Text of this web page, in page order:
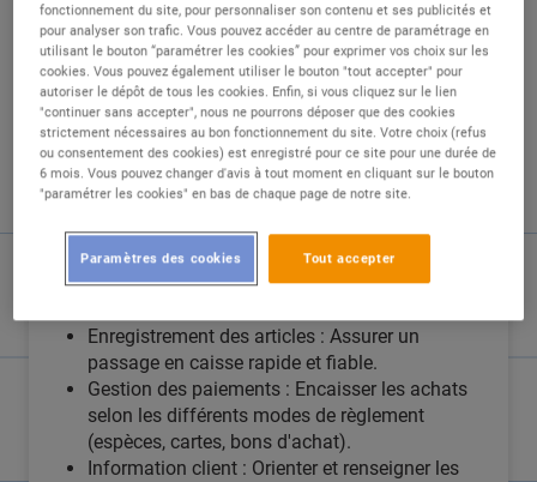
DESCRIPTION
Vos missions au quotidien
Sous la responsabilité du manager de ligne de
caisse, vous êtes le dernier contact du client
avec le magasin. Votre rôle est clé :
Accueil & Fidélisation : Accueillir les clients
avec courtoisie et promouvoir les
Enregistrement des articles : Assurer un
passage en caisse rapide et fiable.
Gestion des paiements : Encaisser les achats
selon les différents modes de règlement
(espèces, cartes, bons d'achat).
Information client : Orienter et renseigner les
fonctionnement du site, pour personnaliser son contenu et ses publicités et
pour analyser son trafic. Vous pouvez accéder au centre de paramétrage en
utilisant le bouton “paramétrer les cookies” pour exprimer vos choix sur les
cookies. Vous pouvez également utiliser le bouton "tout accepter" pour
autoriser le dépôt de tous les cookies. Enfin, si vous cliquez sur le lien
"continuer sans accepter", nous ne pourrons déposer que des cookies
strictement nécessaires au bon fonctionnement du site. Votre choix (refus
ou consentement des cookies) est enregistré pour ce site pour une durée de
6 mois. Vous pouvez changer d'avis à tout moment en cliquant sur le bouton
"paramétrer les cookies" en bas de chaque page de notre site.
Tout accepter
Paramètres des cookies